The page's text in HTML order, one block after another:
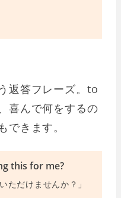
返答フレーズ。to
喜んで何をするの
できます。
this for me?
ただけませんか？」